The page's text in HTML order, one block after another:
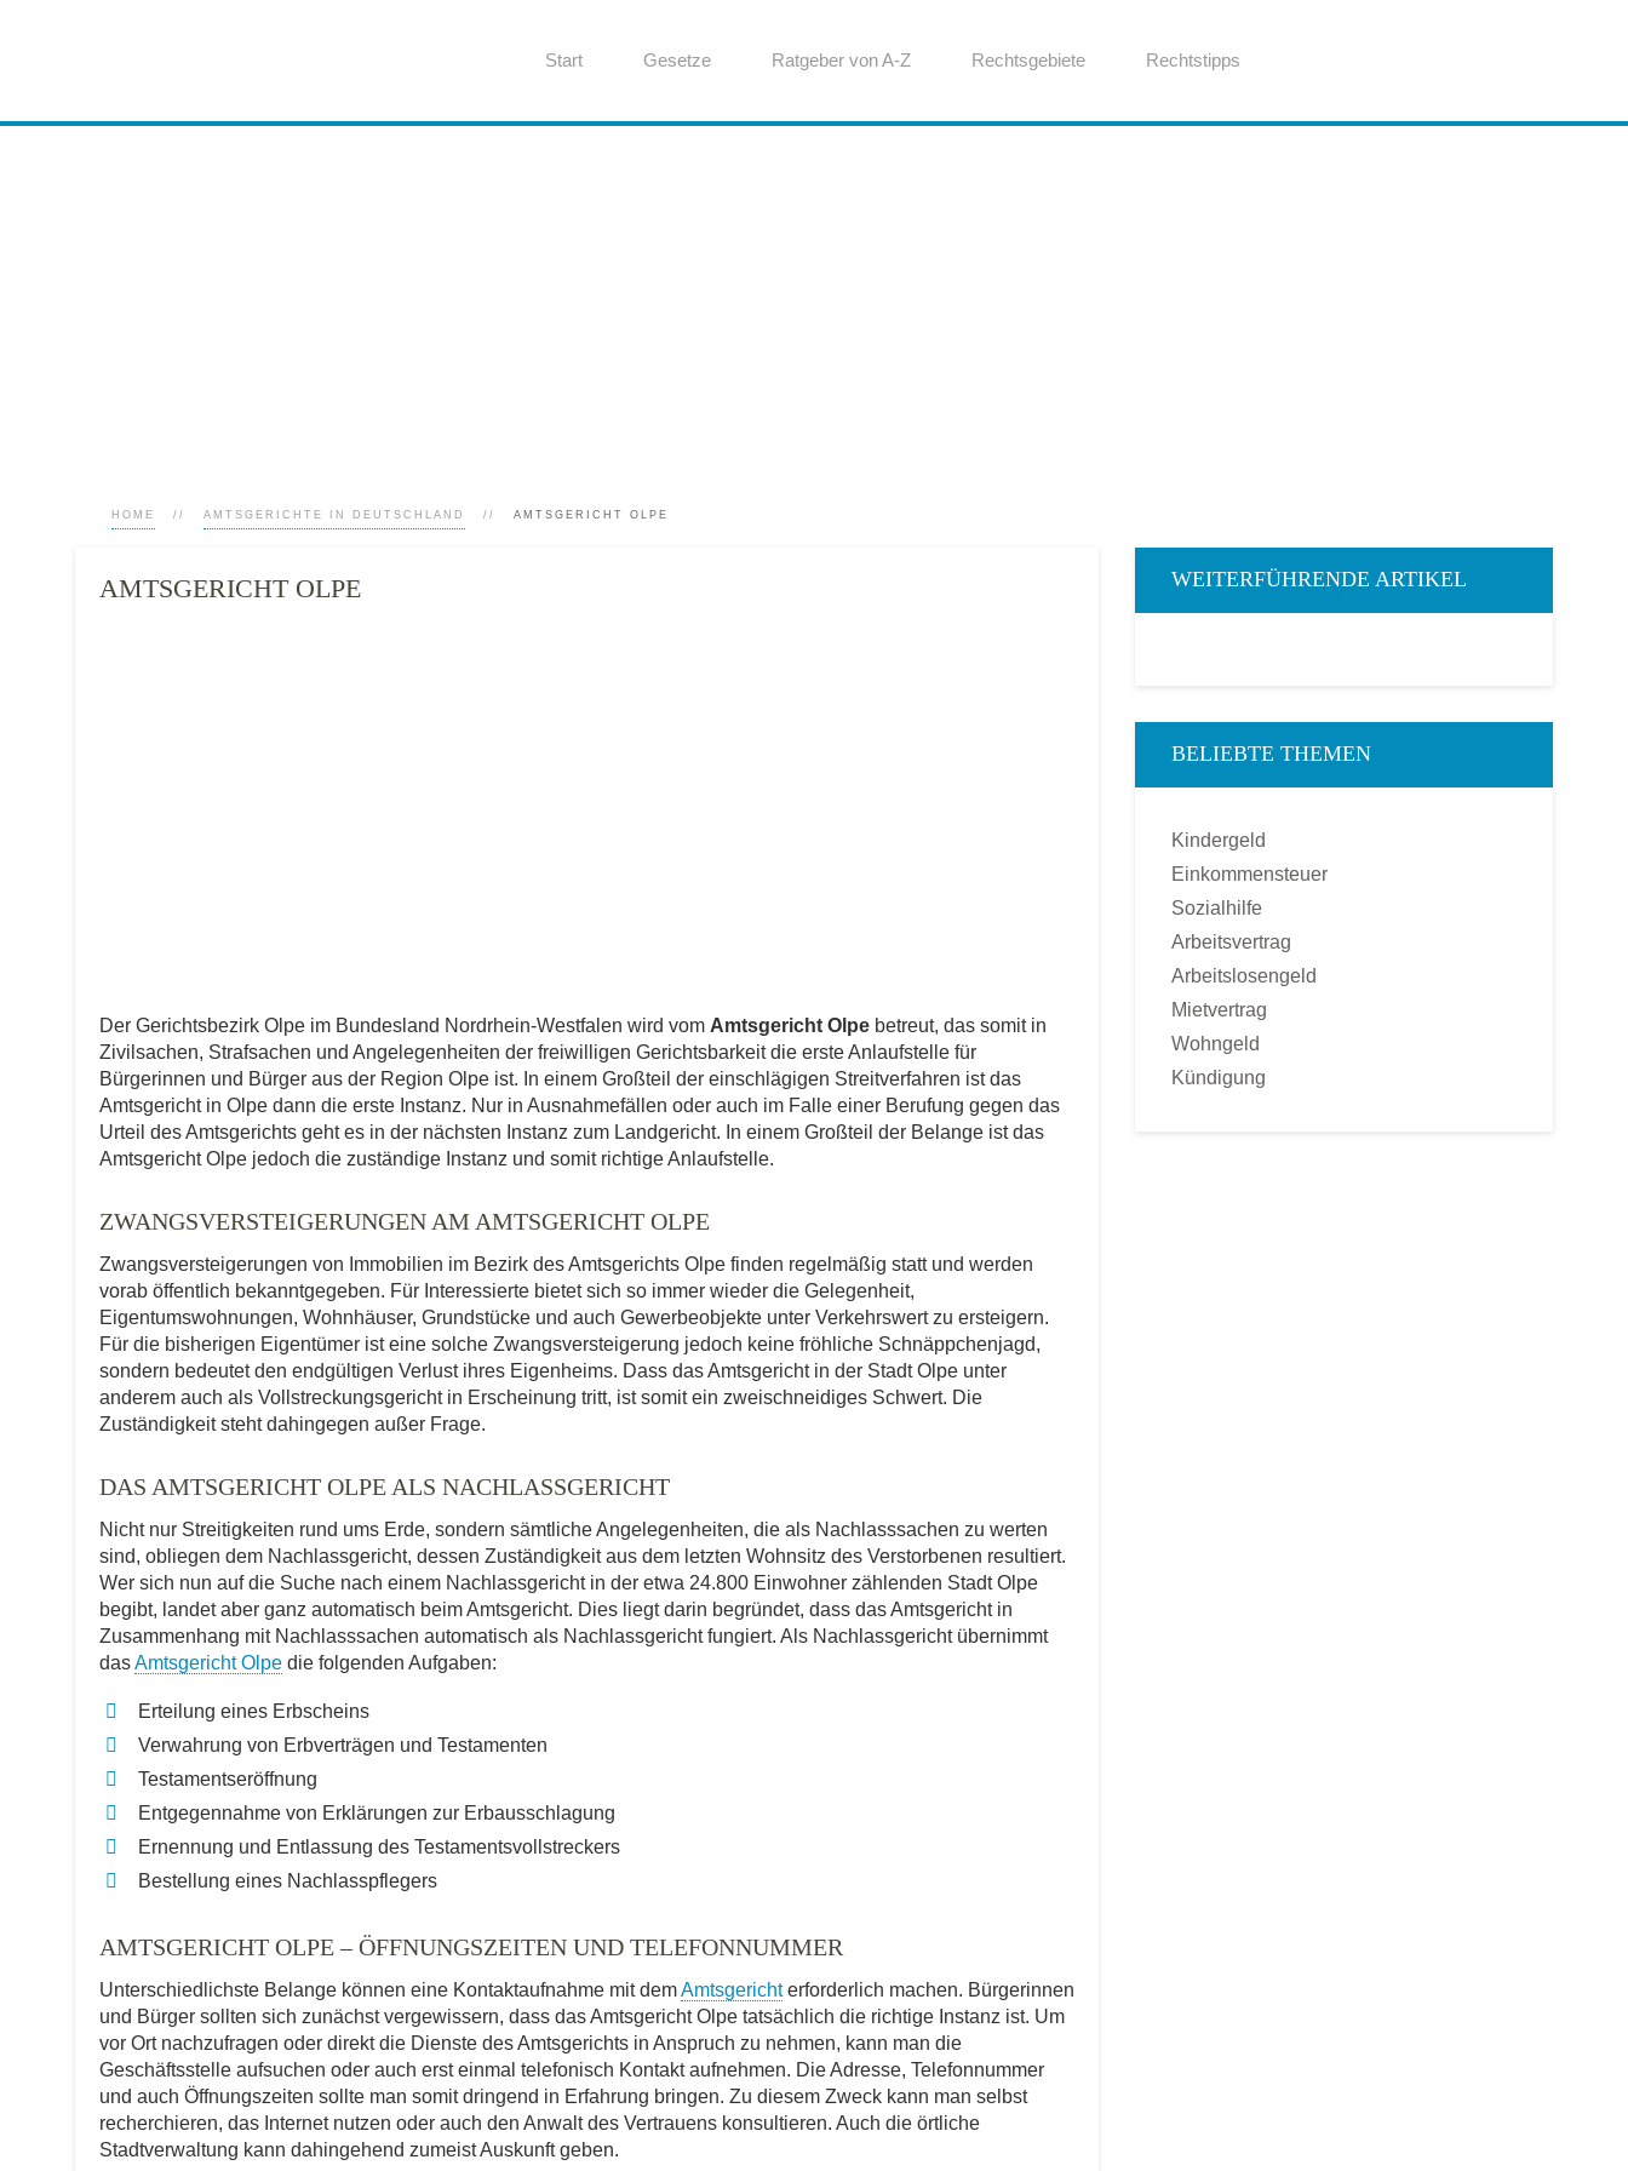
Start Gesetze Ratgeber von A-Z Rechtsgebiete Rechtstipps
HOME AMTSGERICHTE IN DEUTSCHLAND AMTSGERICHT OLPE
AMTSGERICHT OLPE
Der Gerichtsbezirk Olpe im Bundesland Nordrhein-Westfalen wird vom Amtsgericht Olpe betreut, das somit in
Zivilsachen, Strafsachen und Angelegenheiten der freiwilligen Gerichtsbarkeit die erste Anlaufstelle für
Bürgerinnen und Bürger aus der Region Olpe ist. In einem Großteil der einschlägigen Streitverfahren ist das
Amtsgericht in Olpe dann die erste Instanz. Nur in Ausnahmefällen oder auch im Falle einer Berufung gegen das
Urteil des Amtsgerichts geht es in der nächsten Instanz zum Landgericht. In einem Großteil der Belange ist das
Amtsgericht Olpe jedoch die zuständige Instanz und somit richtige Anlaufstelle.
ZWANGSVERSTEIGERUNGEN AM AMTSGERICHT OLPE
Zwangsversteigerungen von Immobilien im Bezirk des Amtsgerichts Olpe finden regelmäßig statt und werden
vorab öffentlich bekanntgegeben. Für Interessierte bietet sich so immer wieder die Gelegenheit,
Eigentumswohnungen, Wohnhäuser, Grundstücke und auch Gewerbeobjekte unter Verkehrswert zu ersteigern.
Für die bisherigen Eigentümer ist eine solche Zwangsversteigerung jedoch keine fröhliche Schnäppchenjagd,
sondern bedeutet den endgültigen Verlust ihres Eigenheims. Dass das Amtsgericht in der Stadt Olpe unter
anderem auch als Vollstreckungsgericht in Erscheinung tritt, ist somit ein zweischneidiges Schwert. Die
Zuständigkeit steht dahingegen außer Frage.
DAS AMTSGERICHT OLPE ALS NACHLASSGERICHT
Nicht nur Streitigkeiten rund ums Erde, sondern sämtliche Angelegenheiten, die als Nachlasssachen zu werten
sind, obliegen dem Nachlassgericht, dessen Zuständigkeit aus dem letzten Wohnsitz des Verstorbenen resultiert.
Wer sich nun auf die Suche nach einem Nachlassgericht in der etwa 24.800 Einwohner zählenden Stadt Olpe
begibt, landet aber ganz automatisch beim Amtsgericht. Dies liegt darin begründet, dass das Amtsgericht in
Zusammenhang mit Nachlasssachen automatisch als Nachlassgericht fungiert. Als Nachlassgericht übernimmt
dasAmtsgericht Olpe die folgenden Aufgaben:
Erteilung eines Erbscheins
Verwahrung von Erbverträgen und Testamenten
Testamentseröffnung
Entgegennahme von Erklärungen zur Erbausschlagung
Ernennung und Entlassung des Testamentsvollstreckers
Bestellung eines Nachlasspflegers
AMTSGERICHT OLPE – ÖFFNUNGSZEITEN UND TELEFONNUMMER
Unterschiedlichste Belange können eine Kontaktaufnahme mit demAmtsgerichterforderlich machen. Bürgerinnen
und Bürger sollten sich zunächst vergewissern, dass das Amtsgericht Olpe tatsächlich die richtige Instanz ist. Um
vor Ort nachzufragen oder direkt die Dienste des Amtsgerichts in Anspruch zu nehmen, kann man die
Geschäftsstelle aufsuchen oder auch erst einmal telefonisch Kontakt aufnehmen. Die Adresse, Telefonnummer
und auch Öffnungszeiten sollte man somit dringend in Erfahrung bringen. Zu diesem Zweck kann man selbst
recherchieren, das Internet nutzen oder auch den Anwalt des Vertrauens konsultieren. Auch die örtliche
Stadtverwaltung kann dahingehend zumeist Auskunft geben.
WEITERFÜHRENDE ARTIKEL
BELIEBTE THEMEN
Kindergeld
Einkommensteuer
Sozialhilfe
Arbeitsvertrag
Arbeitslosengeld
Mietvertrag
Wohngeld
Kündigung